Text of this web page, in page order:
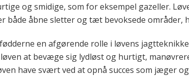
og smidige, som for eksempel gazeller.
både åbne sletter og tæt bevoksede områder,
en afgørende rolle i løvens
at bevæge sig lydløst og hurtigt,
have svært ved at opnå succes som jæger